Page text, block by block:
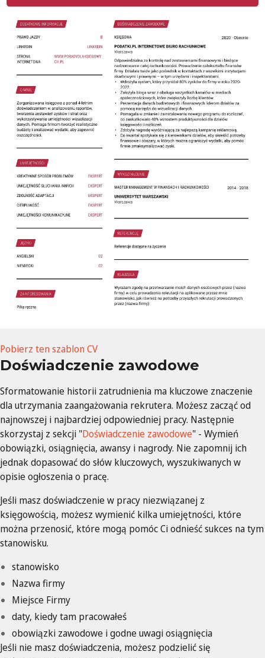
Pobierz ten szablon CV
Doświadczenie zawodowe
Sformatowanie historii zatrudnienia ma kluczowe znaczenie
dla utrzymania zaangażowania rekrutera. Możesz zacząć od
najnowszej i najbardziej odpowiedniej pracy. Następnie
skorzystaj z sekcji "Doświadczenie zawodowe" - Wymień
obowiązki, osiągnięcia, awansy i nagrody. Nie zapomnij ich
jednak dopasować do słów kluczowych, wyszukiwanych w
opisie ogłoszenia o pracę.
Jeśli masz doświadczenie w pracy niezwiązanej z
księgowością, możesz wymienić kilka umiejętności, które
można przenosić, które mogą pomóc Ci odnieść sukces na tym
stanowisku.
stanowisko
Nazwa firmy
Miejsce Firmy
daty, kiedy tam pracowałeś
obowiązki zawodowe i godne uwagi osiągnięcia
Jeśli nie masz doświadczenia, możesz podzielić się